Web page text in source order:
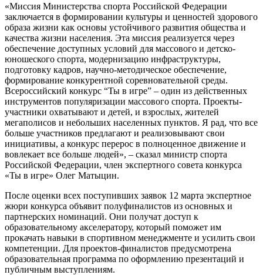
«Миссия Министерства спорта Российской Федерации
заключается в формировании культуры и ценностей здорового
образа жизни как основы устойчивого развития общества и
качества жизни населения. Эта миссия реализуется через
обеспечение доступных условий для массового и детско-
юношеского спорта, модернизацию инфраструктуры,
подготовку кадров, научно-методическое обеспечение,
формирование конкурентной соревновательной среды.
Всероссийский конкурс “Ты в игре” – один из действенных
инструментов популяризации массового спорта. Проекты-
участники охватывают и детей, и взрослых, жителей
мегаполисов и небольших населенных пунктов. Я рад, что все
больше участников предлагают и реализовывают свои
инициативы, а конкурс перерос в полноценное движение и
вовлекает все больше людей», – сказал министр спорта
Российской Федерации, член экспертного совета конкурса
«Ты в игре» Олег Матыцин.
После оценки всех поступивших заявок 12 марта экспертное
жюри конкурса объявит полуфиналистов из основных и
партнерских номинаций. Они получат доступ к
образовательному акселератору, который поможет им
прокачать навыки в спортивном менеджменте и усилить свои
компетенции. Для проектов-финалистов предусмотрена
образовательная программа по оформлению презентаций и
публичным выступлениям.